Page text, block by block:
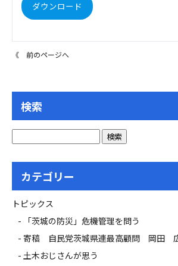
ダウンロード
《 前のページへ
検索
カテゴリー
トピックス
「茨城の防災」危機管理を問う
寄稿 自民党茨城県連最高顧問 岡田
土木おじさんが思う